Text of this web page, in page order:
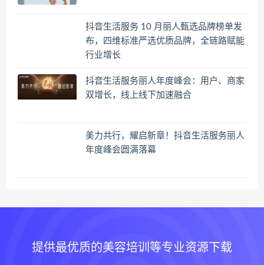
抖音生活服务 10 月丽人甄选品牌榜单发
布，四维标准严选优质品牌，全链路赋能
行业增长
抖音生活服务丽人年度峰会：用户、商家
双增长，线上线下加速融合
美力共行，耀启新章！抖音生活服务丽人
年度峰会圆满落幕
提供最优质的美容培训等专业资源下载